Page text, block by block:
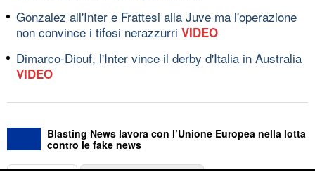
Gonzalez all'Inter e Frattesi alla Juve ma l'operazione
non convince i tifosi nerazzurri VIDEO
Dimarco-Diouf, l'Inter vince il derby d'Italia in Australia
VIDEO
Blasting News lavora con l’Unione Europea nella lotta
contro le fake news